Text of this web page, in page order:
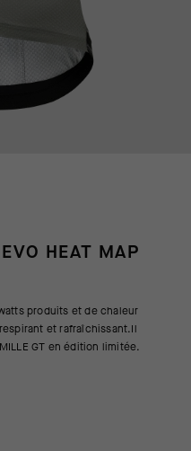
HEAT MAP
produits et de chaleur
et rafraîchissant.Il
GT en édition limitée.